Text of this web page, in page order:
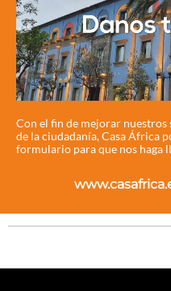
Con el fin de mejorar nuestros
de la ciudadanía, Casa África
formulario para que nos haga